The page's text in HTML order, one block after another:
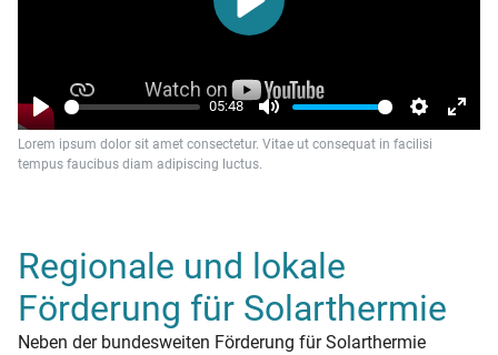
Play
05:48
Mute Settings
Enter
Play
Lorem ipsum dolor sit amet consectetur. Vitae ut consequat in facilisi
tempus faucibus diam adipiscing luctus.
Regionale und lokale
Förderung für Solarthermie
Neben der bundesweiten Förderung für Solarthermie